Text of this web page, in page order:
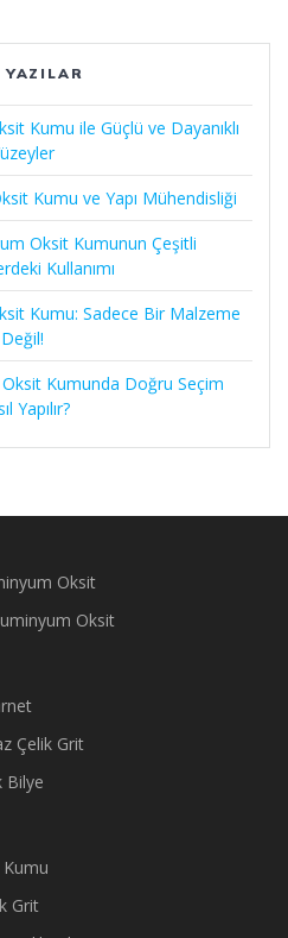
YAZILAR
Kumu ile Güçlü ve Dayanıklı
Kumu ve Yapı Mühendisliği
Oksit Kumunun Çeşitli
Kullanımı
Kumu: Sadece Bir Malzeme
Değil!
Kumunda Doğru Seçim
Yapılır?
Oksit
Oksit
Çelik Grit
Bilye
Grit